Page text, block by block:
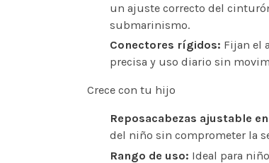
un ajuste correcto del
submarinismo.
Conectores rígidos: Fijan el
precisa y uso diario sin
Crece con tu hijo
Reposacabezas ajustable
del niño sin comprometer la
Rango de uso: Ideal para